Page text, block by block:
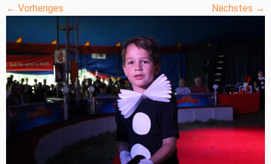
← Vorheriges Nächstes →